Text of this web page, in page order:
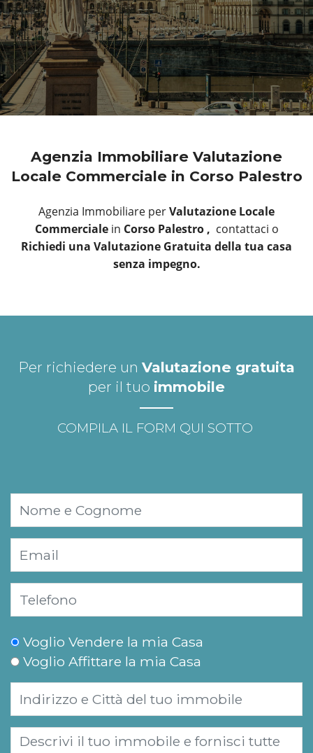
Agenzia Immobiliare Valutazione
Locale Commerciale in Corso Palestro
Agenzia Immobiliare perValutazione Locale
Commerciale in Corso Palestro , contattaci o
Richiedi una Valutazione Gratuita della tua casa
senza impegno.
Per richiedere un Valutazione gratuita
per il tuo immobile
COMPILA IL FORM QUI SOTTO
Voglio Vendere la mia Casa
Voglio Affittare la mia Casa